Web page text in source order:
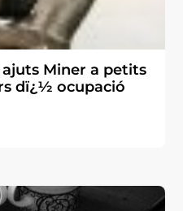
Miner a petits
dï¿½ ocupació